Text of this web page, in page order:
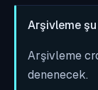
Arşivleme şu
Arşivleme
denenecek.